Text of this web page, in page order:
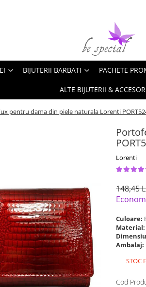
BIJUTERII BARBATI PACHETE
ALTE BIJUTERII &
pentru dama din piele naturala Lorenti
Lorenti
148,45
Culoare:
Material:
Ambalaj:
STOC
Cod